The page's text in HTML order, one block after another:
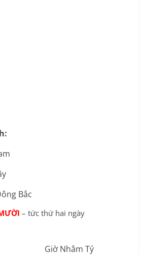
Bắc
– tức thứ hai ngày
Giờ Nhâm Tý